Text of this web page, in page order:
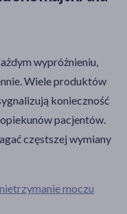
wypróżnieniu,
Wiele produktów
konieczność
pacjentów.
częstszej wymiany
moczu